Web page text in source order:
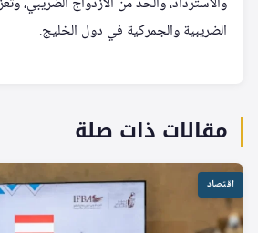
الضريبية والجمركية في دول الخليج.
مقالات ذات صلة
اقتصاد